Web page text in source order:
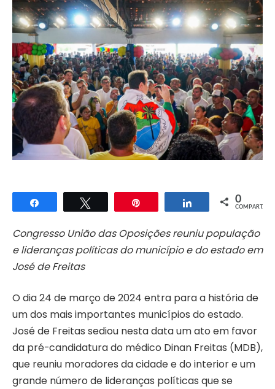
Compartilhar Compartilhar
0
COMPART.
Congresso União das Oposições reuniu população
e lideranças políticas do município e do estado em
José de Freitas
O dia 24 de março de 2024 entra para a história de
um dos mais importantes municípios do estado.
José de Freitas sediou nesta data um ato em favor
da pré-candidatura do médico Dinan Freitas (MDB),
que reuniu moradores da cidade e do interior e um
grande número de lideranças políticas que se